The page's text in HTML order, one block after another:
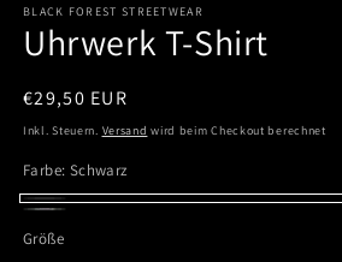
BLACK FOREST STREETWEAR
Uhrwerk T-Shirt
Normaler
Preis
€29,50 EUR
Inkl. Steuern. Versand wird beim Checkout berechnet
Farbe: Schwarz
Schwarz
Größe